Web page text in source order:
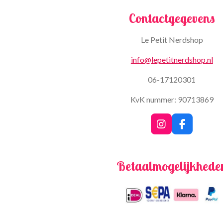
Contactgegevens
Le Petit Nerdshop
info@lepetitnerdshop.nl
06-17120301
KvK nummer: 90713869
I
n
a
r
a
m
F
a
b
o
k